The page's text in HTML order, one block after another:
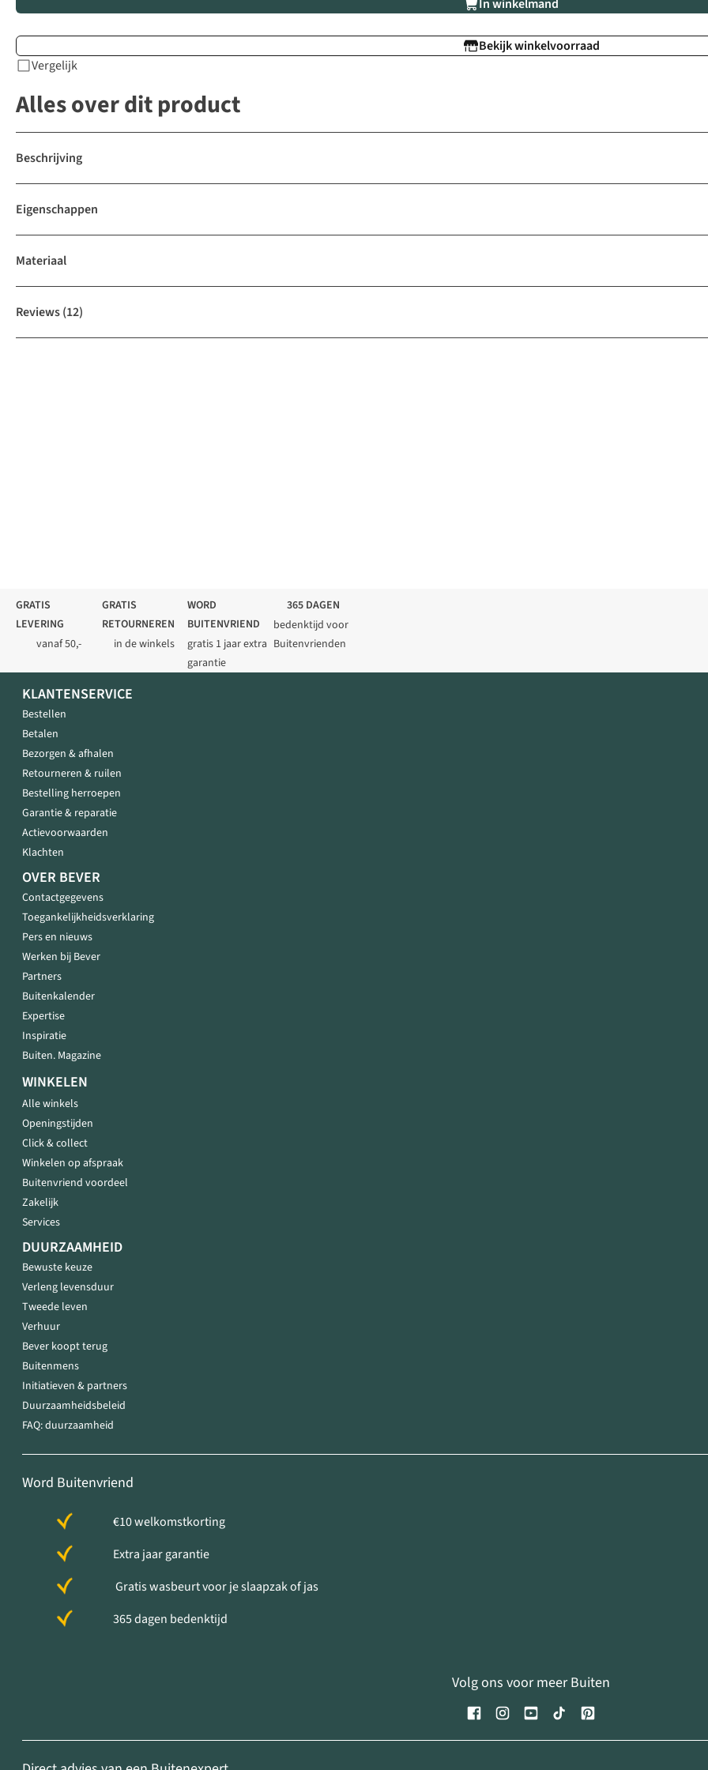
In winkelmand
Bekijk winkelvoorraad
Vergelijk
Alles over dit product
Beschrijving
Eigenschappen
Materiaal
Reviews(12)
GRATIS
LEVERING
vanaf 50,-
GRATIS
RETOURNEREN
in de winkels
WORD
BUITENVRIEND
gratis 1 jaar extra
garantie
365 DAGEN
bedenktijd voor
Buitenvrienden
KLANTENSERVICE
Bestellen
Betalen
Bezorgen & afhalen
Retourneren & ruilen
Bestelling herroepen
Garantie & reparatie
Actievoorwaarden
Klachten
OVER BEVER
Contactgegevens
Toegankelijkheidsverklaring
Pers en nieuws
Werken bij Bever
Partners
Buitenkalender
Expertise
Inspiratie
Buiten. Magazine
WINKELEN
Alle winkels
Openingstijden
Click & collect
Winkelen op afspraak
Buitenvriend voordeel
Zakelijk
Services
DUURZAAMHEID
Bewuste keuze
Verleng levensduur
Tweede leven
Verhuur
Bever koopt terug
Buitenmens
Initiatieven & partners
Duurzaamheidsbeleid
FAQ: duurzaamheid
Word Buitenvriend
€10 welkomstkorting
Extra jaar garantie
Gratis wasbeurt voor je slaapzak of jas
365 dagen bedenktijd
Volg ons voor meer Buiten